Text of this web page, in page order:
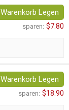
Legen
sparen: $7.80
Legen
sparen: $18.90